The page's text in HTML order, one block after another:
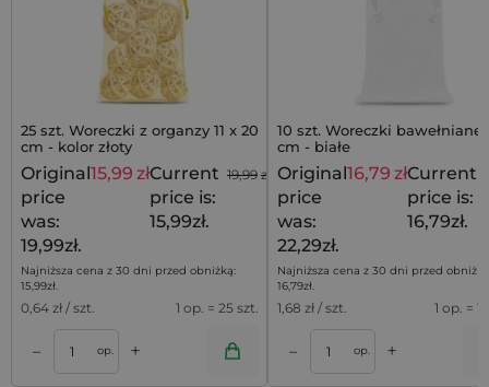
25 szt. Woreczki z organzy 11 x 20
cm - kolor złoty
19,99 zł
Original
price
was:
19,99zł.
15,99 złCurrent
price is:
15,99zł.
Najniższa cena z 30 dni przed obniżką:
15,99zł.
0,64 zł / szt. 1 op. = 25 szt.
– op. +
10 szt. Woreczki bawełniane
cm - białe
Original
price
was:
22,29zł.
16,79 złCurrent
price is:
16,79zł.
Najniższa cena z 30 dni przed
16,79zł.
1,68 zł / szt. 1 op. =
– op. +
Dodaj do koszyka